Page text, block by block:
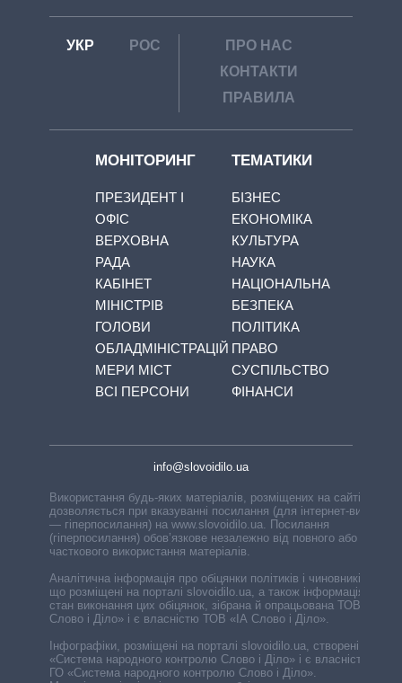
УКР РОС
ПРО НАС
КОНТАКТИ
ПРАВИЛА
МОНІТОРИНГ
ПРЕЗИДЕНТ І
ОФІС
ВЕРХОВНА
РАДА
КАБІНЕТ
МІНІСТРІВ
ГОЛОВИ
ОБЛАДМІНІСТРАЦІЙ
МЕРИ МІСТ
ВСІ ПЕРСОНИ
ТЕМАТИКИ
БІЗНЕС
ЕКОНОМІКА
КУЛЬТУРА
НАУКА
НАЦІОНАЛЬНА
БЕЗПЕКА
ПОЛІТИКА
ПРАВО
СУСПІЛЬСТВО
ФІНАНСИ
info@slovoidilo.ua
Використання будь-яких матеріалів, розміщених на сайті,
дозволяється при вказуванні посилання (для інтернет-видань
— гіперпосилання) на www.slovoidilo.ua. Посилання
(гіперпосилання) обов’язкове незалежно від повного або
часткового використання матеріалів.
Аналітична інформація про обіцянки політиків і чиновників,
що розміщені на порталі slovoidilo.ua, а також інформація про
стан виконання цих обіцянок, зібрана й опрацьована ТОВ «ІА
Слово і Діло» і є власністю ТОВ «ІА Слово і Діло».
Інфографіки, розміщені на порталі slovoidilo.ua, створені ГО
«Система народного контролю Слово і Діло» і є власністю
ГО «Система народного контролю Слово і Діло».